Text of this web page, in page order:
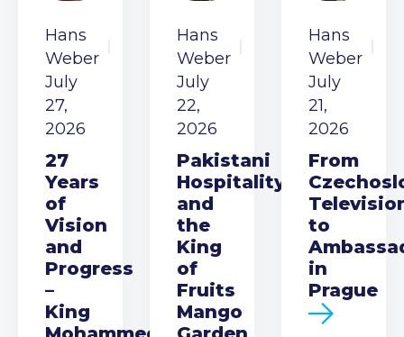
Hans
Weber
July
27,
2026
27
Years
of
Vision
and
Progress
–
King
Hans
Weber
July
22,
2026
Pakistani
Hospitality
and
the
King
of
Fruits
Mango
Hans
Weber
July
21,
2026
From
to
in
Prague